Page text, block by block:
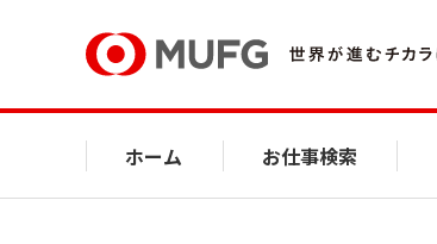
ホーム お仕事検索